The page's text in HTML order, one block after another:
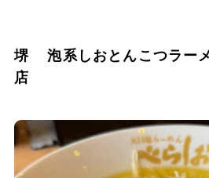
堺 泡系しおとんこつラー
店